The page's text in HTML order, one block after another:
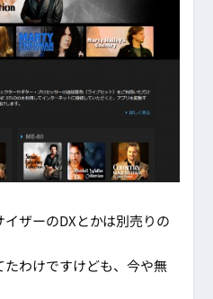
ザーのDXとかは別売りの
わけですけども、今や無